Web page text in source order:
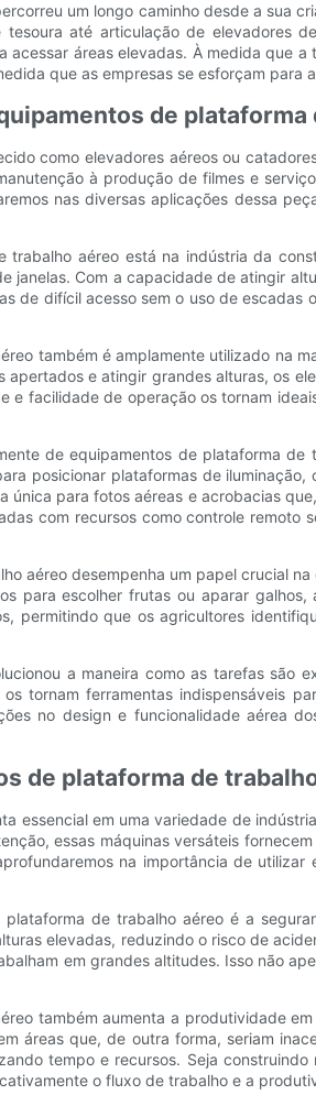
um longo caminho desde a sua
até articulação de elevadores
áreas elevadas. À medida que
que as empresas se esforçam
de plataforma
como elevadores aéreos ou
à produção de filmes e
nas diversas aplicações dessa
aéreo está na indústria da
janelas. Com a capacidade de atingir
de difícil acesso sem o uso de
também é amplamente utilizado na
e atingir grandes alturas, os
e facilidade de operação os tornam
de equipamentos de plataforma
posicionar plataformas de
para fotos aéreas e acrobacias
com recursos como controle remoto
aéreo desempenha um papel crucial
para escolher frutas ou aparar
permitindo que os agricultores
a maneira como as tarefas são
tornam ferramentas indispensáveis
no design e funcionalidade aérea
de plataforma de
essencial em uma variedade de
essas máquinas versáteis
na importância de
de trabalho aéreo é a
elevadas, reduzindo o risco de
em grandes altitudes. Isso não
também aumenta a produtividade
áreas que, de outra forma, seriam
tempo e recursos. Seja
o fluxo de trabalho e a